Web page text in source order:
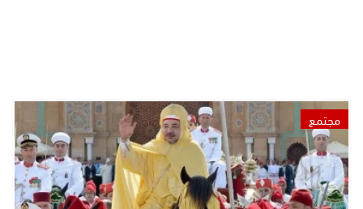
مجتمع